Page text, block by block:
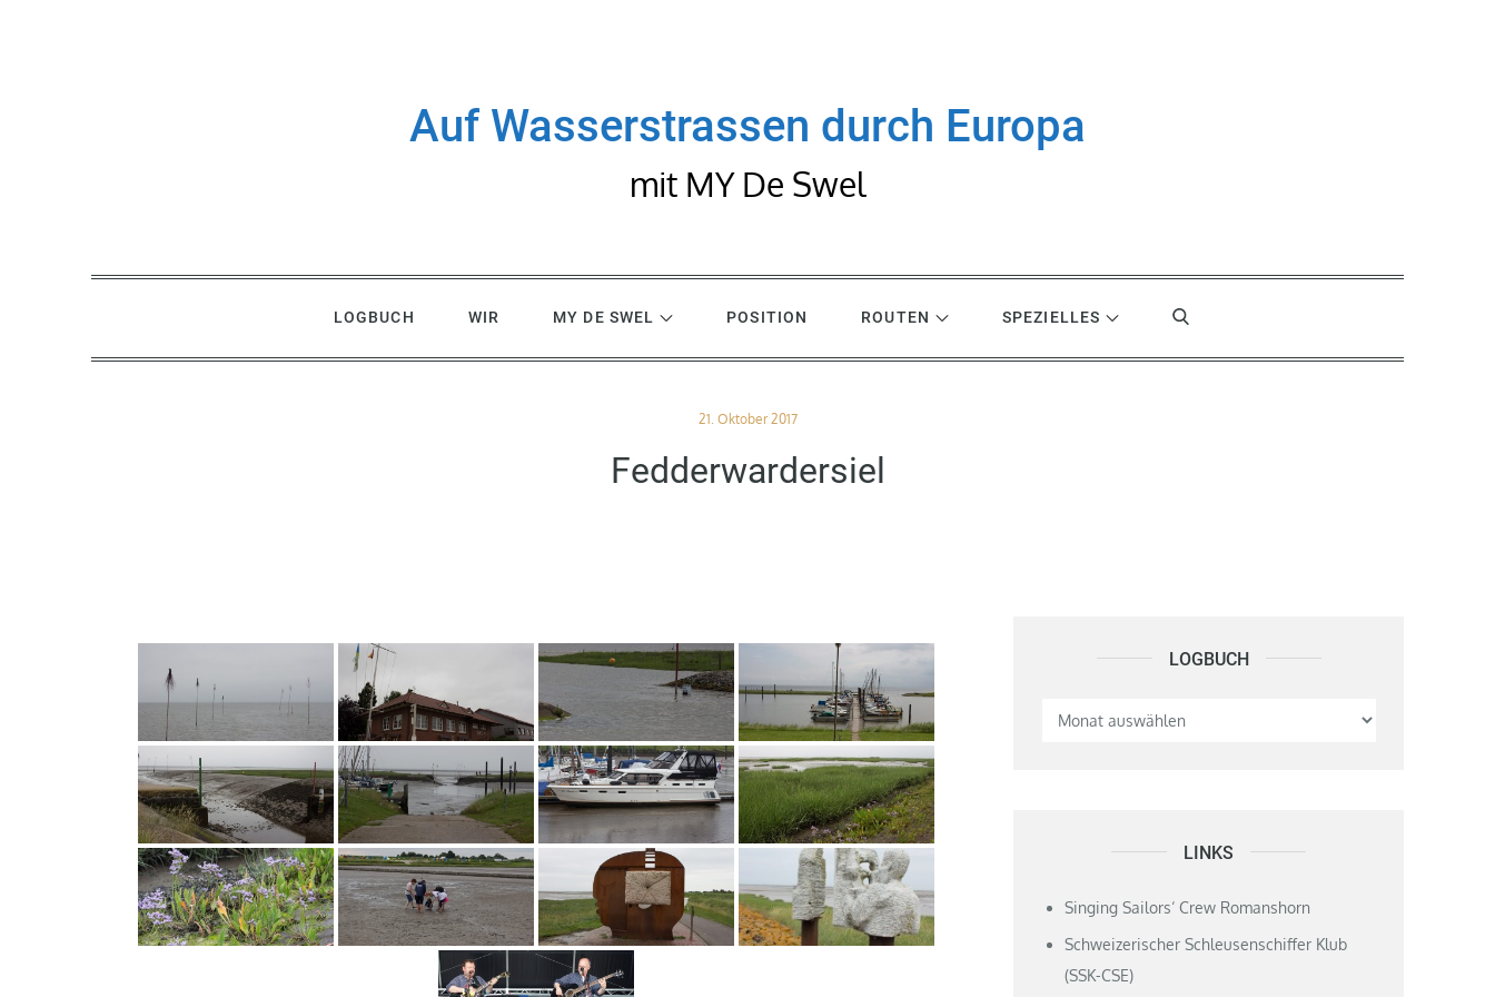
Auf Wasserstrassen durch Europa
mit MY De Swel
LOGBUCH WIR MY DE SWEL POSITION ROUTEN SPEZIELLES
Posted
21. Oktober 2017
Fedderwardersiel
LOGBUCH Logbuch
LINKS
Singing Sailors‘ Crew Romanshorn
Schweizerischer Schleusenschiffer Klub
(SSK-CSE)